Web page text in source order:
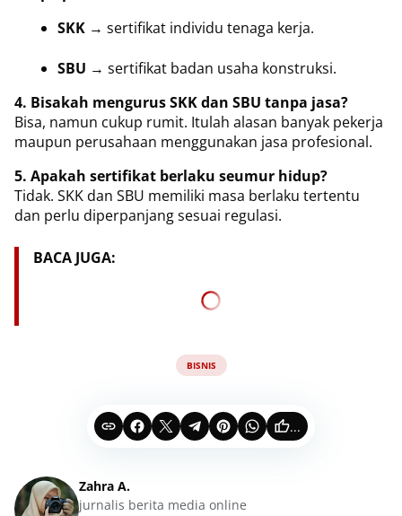
SKK → sertifikat individu tenaga kerja.
SBU → sertifikat badan usaha konstruksi.
4. Bisakah mengurus SKK dan SBU tanpa jasa?
Bisa, namun cukup rumit. Itulah alasan banyak pekerja
maupun perusahaan menggunakan jasa profesional.
5. Apakah sertifikat berlaku seumur hidup?
Tidak. SKK dan SBU memiliki masa berlaku tertentu
dan perlu diperpanjang sesuai regulasi.
BACA JUGA:
BISNIS
...
Zahra A.
jurnalis berita media online